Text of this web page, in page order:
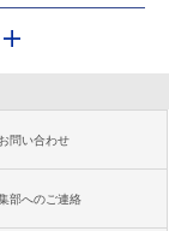
お問い合わせ
部へのご連絡